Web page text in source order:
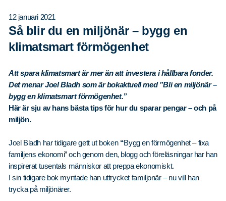
12 januari 2021
Så blir du en miljönär – bygg en
klimatsmart förmögenhet
Att spara klimatsmart är mer än att investera i hållbara fonder.
Det menar Joel Bladh som är bokaktuell med ”Bli en miljönär –
bygg en klimatsmart förmögenhet.”
Här är sju av hans bästa tips för hur du sparar pengar – och på
miljön.
Joel Bladh har tidigare gett ut boken “Bygg en förmögenhet – fixa
familjens ekonomi” och genom den, blogg och föreläsningar har han
inspirerat tusentals människor att preppa ekonomiskt.
I sin tidigare bok myntade han uttrycket familjonär – nu vill han
trycka på miljönärer.